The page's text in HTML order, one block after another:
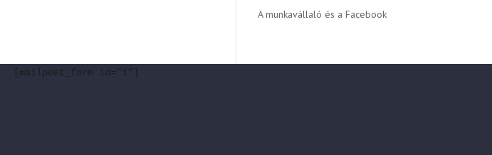
A munkavállaló és a Facebook
[mailpoet_form id="1"]